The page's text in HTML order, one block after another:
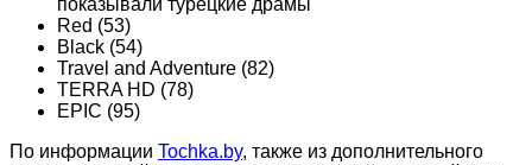
Red (53)
Black (54)
Travel and Adventure (82)
TERRA HD (78)
EPIC (95)
По информации Tochka.by, также из дополнительного